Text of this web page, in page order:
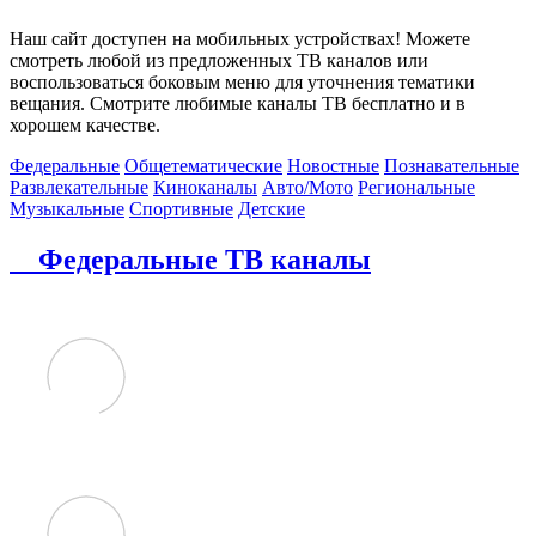
Наш сайт доступен на мобильных устройствах! Можете
смотреть любой из предложенных ТВ каналов или
воспользоваться боковым меню для уточнения тематики
вещания. Смотрите любимые каналы ТВ бесплатно и в
хорошем качестве.
Федеральные Общетематические Новостные Познавательные
Развлекательные Киноканалы Авто/Мото Региональные
Музыкальные Спортивные Детские
Федеральные ТВ каналы